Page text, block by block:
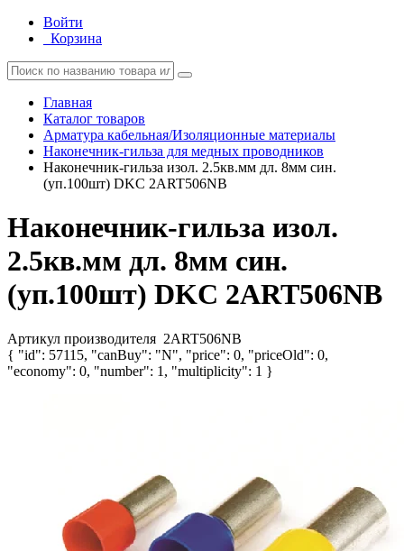
Войти
Корзина
Главная
Каталог товаров
Арматура кабельная/Изоляционные материалы
Наконечник-гильза для медных проводников
Наконечник-гильза изол. 2.5кв.мм дл. 8мм син.
(уп.100шт) DKC 2ART506NB
Наконечник-гильза изол.
2.5кв.мм дл. 8мм син.
(уп.100шт) DKC 2ART506NB
Артикул производителя 2ART506NB
{ "id": 57115, "canBuy": "N", "price": 0, "priceOld": 0,
"economy": 0, "number": 1, "multiplicity": 1 }